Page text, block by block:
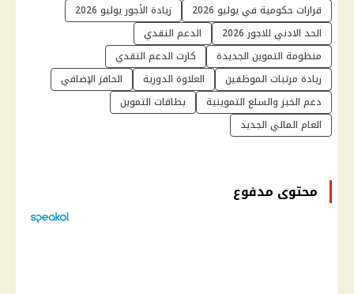
قرارات حكومية في يوليو 2026
زيادة الأجور يوليو 2026
الحد الادني للاجور 2026
الدعم النقدي
منظومة التموين الجديدة
كارت الدعم النقدي
زيادة مرتبات الموظفين
العلاوة الدورية
الحافز الإضافي
دعم الخبز والسلع التموينية
بطاقات التموين
العام المالي الجديد
محتوى مدفوع